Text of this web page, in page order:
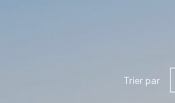
Trier par